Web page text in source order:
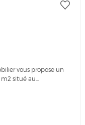
vous propose un
situé au...